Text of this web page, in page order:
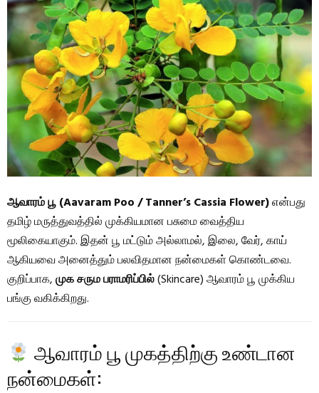
ஆவாரம் பூ (Aavaram Poo / Tanner’s Cassia Flower)என்பது
தமிழ் மருத்துவத்தில் முக்கியமான பசுமை வைத்திய
மூலிகையாகும். இதன் பூ மட்டும் அல்லாமல், இலை, வேர், காய்
ஆகியவை அனைத்தும் பலவிதமான நன்மைகள் கொண்டவை.
குறிப்பாக,முக சரும பராமரிப்பில்(Skincare) ஆவாரம் பூ முக்கிய
பங்கு வகிக்கிறது.
ஆவாரம் பூ முகத்திற்கு உண்டான
நன்மைகள்: